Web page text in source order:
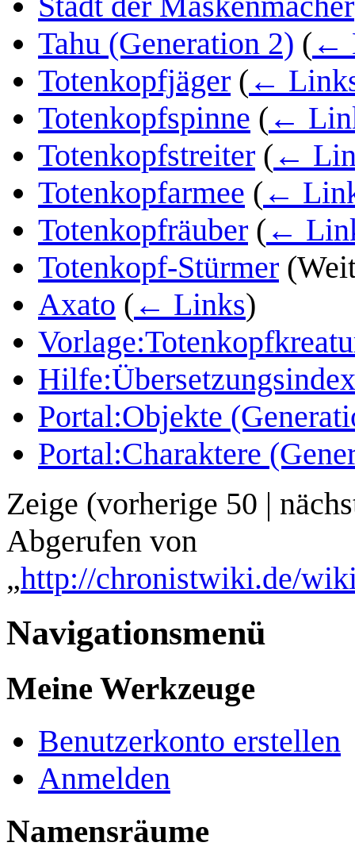
Tahu (Generation 2) ( ←
Totenkopfjäger ( ←
Totenkopfspinne ( ←
Totenkopfstreiter ( ←
Totenkopfarmee ( ←
Totenkopfräuber ( ←
Totenkopf-Stürmer
Axato ( ← Links)
Hilfe:Übersetzungsindex
Portal:Objekte
Portal:Charaktere
Zeige (vorherige 50 |
Abgerufen von
„http://chronistwiki.de/
Navigationsmenü
Meine Werkzeuge
Benutzerkonto erstellen
Anmelden
Namensräume